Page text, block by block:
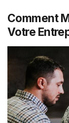
Comment
Votre